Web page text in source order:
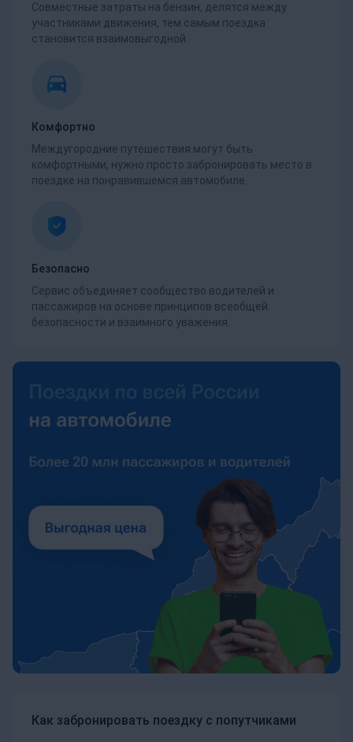
Совместные затраты на бензин, делятся между
участниками движения, тем самым поездка
становится взаимовыгодной.
Комфортно
Междугородние путешествия могут быть
комфортными, нужно просто забронировать место в
поездке на понравившемся автомобиле.
Безопасно
Сервис объединяет сообщество водителей и
пассажиров на основе принципов всеобщей
безопасности и взаимного уважения.
Как забронировать поездку с попутчиками